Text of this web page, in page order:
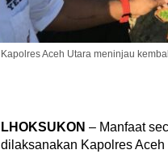
Kapolres Aceh Utara meninjau
LHOKSUKON – Manfaat
dilaksanakan Kapolres